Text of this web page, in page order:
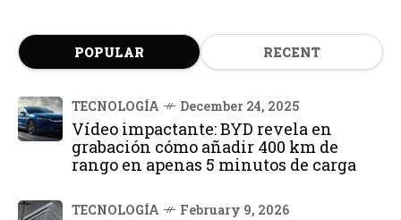
POPULAR RECENT
TECNOLOGÍA December 24, 2025
Vídeo impactante: BYD revela en
grabación cómo añadir 400 km de
rango en apenas 5 minutos de carga
TECNOLOGÍA February 9, 2026